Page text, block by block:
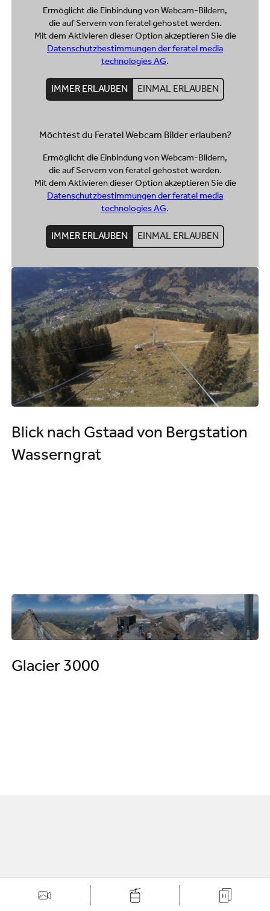
Ermöglicht die Einbindung von Webcam-Bildern,
die auf Servern von feratel gehostet werden.
Mit dem Aktivieren dieser Option akzeptieren Sie die
Datenschutzbestimmungen der feratel media
technologies AG.
IMMER ERLAUBEN EINMAL ERLAUBEN
Möchtest du Feratel Webcam Bilder erlauben?
Ermöglicht die Einbindung von Webcam-Bildern,
die auf Servern von feratel gehostet werden.
Mit dem Aktivieren dieser Option akzeptieren Sie die
Datenschutzbestimmungen der feratel media
technologies AG.
IMMER ERLAUBEN EINMAL ERLAUBEN
Blick nach Gstaad von Bergstation
Wasserngrat
Glacier 3000